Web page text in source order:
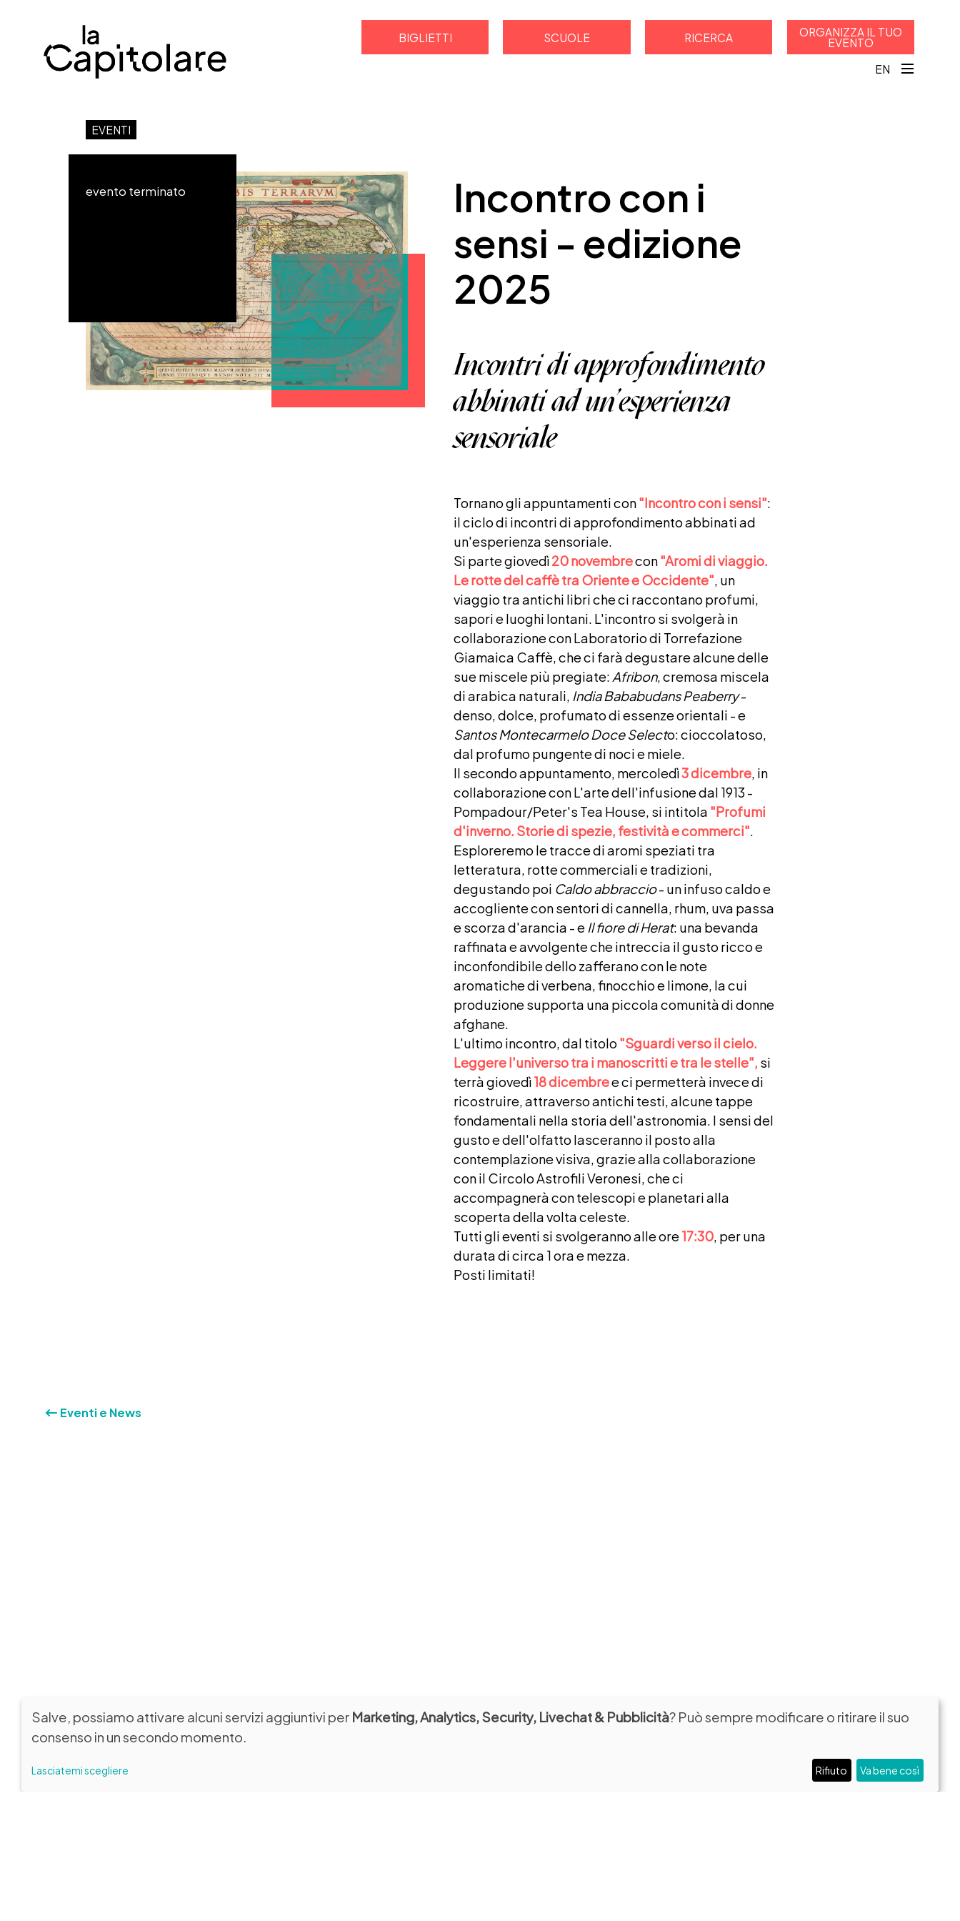
BIGLIETTI SCUOLE RICERCA ORGANIZZA IL TUO
EVENTO
EN
evento terminato
EVENTI
Incontro con i
sensi - edizione
2025
Incontri di approfondimento
abbinati ad un'esperienza
sensoriale
Tornano gli appuntamenti con"Incontro con i sensi":
il ciclo di incontri di approfondimento abbinati ad
un'esperienza sensoriale.
Si parte giovedì20 novembrecon"Aromi di viaggio.
Le rotte del caffè tra Oriente e Occidente", un
viaggio tra antichi libri che ci raccontano profumi,
sapori e luoghi lontani. L'incontro si svolgerà in
collaborazione con Laboratorio di Torrefazione
Giamaica Caffè, che ci farà degustare alcune delle
sue miscele più pregiate:Afribon, cremosa miscela
di arabica naturali,India Bababudans Peaberry-
denso, dolce, profumato di essenze orientali - e
Santos Montecarmelo Doce Selecto: cioccolatoso,
dal profumo pungente di noci e miele.
Il secondo appuntamento, mercoledì3 dicembre, in
collaborazione con L'arte dell'infusione dal 1913 -
Pompadour/Peter's Tea House, si intitola"Profumi
d'inverno. Storie di spezie, festività e commerci".
Esploreremo le tracce di aromi speziati tra
letteratura, rotte commerciali e tradizioni,
degustando poiCaldo abbraccio- un infuso caldo e
accogliente con sentori di cannella, rhum, uva passa
e scorza d'arancia - eIl fiore di Herat: una bevanda
raffinata e avvolgente che intreccia il gusto ricco e
inconfondibile dello zafferano con le note
aromatiche di verbena, finocchio e limone, la cui
produzione supporta una piccola comunità di donne
afghane.
L'ultimo incontro, dal titolo"Sguardi verso il cielo.
Leggere l'universo tra i manoscritti e tra le stelle",si
terrà giovedì18 dicembree ci permetterà invece di
ricostruire, attraverso antichi testi, alcune tappe
fondamentali nella storia dell'astronomia. I sensi del
gusto e dell'olfatto lasceranno il posto alla
contemplazione visiva, grazie alla collaborazione
con il Circolo Astrofili Veronesi, che ci
accompagnerà con telescopi e planetari alla
scoperta della volta celeste.
Tutti gli eventi si svolgeranno alle ore17:30, per una
durata di circa 1 ora e mezza.
Posti limitati!
Eventi e News
Salve, possiamo attivare alcuni servizi aggiuntivi perMarketing, Analytics, Security, Livechat & Pubblicità? Può sempre modificare o ritirare il suo
consenso in un secondo momento.
Lasciatemi scegliere Rifiuto Va bene così